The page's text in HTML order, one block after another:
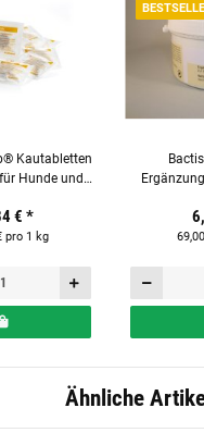
Kautabletten
Hunde und
x 5,5 g Tabletten
€ *
pro 1 kg
Ähnliche